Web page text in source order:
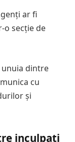
ar fi
o secție de
unuia dintre
cu
și
inculpați